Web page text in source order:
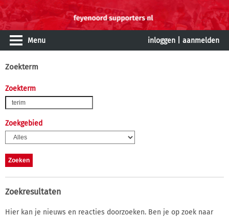
Menu inloggen aanmelden
Zoekterm
Zoekterm
Zoekgebied
Zoekresultaten
Hier kan je nieuws en reacties doorzoeken. Ben je op zoek naar